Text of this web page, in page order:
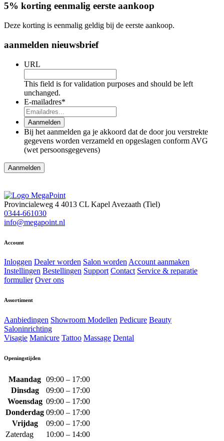
5% korting eenmalig eerste aankoop
Deze korting is eenmalig geldig bij de eerste aankoop.
aanmelden nieuwsbrief
URL
This field is for validation purposes and should be left
unchanged.
E-mailadres*
Aanmelden
Bij het aanmelden ga je akkoord dat de door jou verstrekte
gegevens worden verzameld en opgeslagen conform AVG
(wet persoonsgegevens)
Provincialeweg 4 4013 CL Kapel Avezaath (Tiel)
0344-661030
info@megapoint.nl
Account
Inloggen Dealer worden Salon wordenAccount aanmaken
Instellingen Bestellingen Support Contact Service & reparatie
formulier Over ons
Assortiment
Aanbiedingen Showroom Modellen Pedicure Beauty
Saloninrichting
Visagie Manicure Tattoo Massage Dental
Openingstijden
Maandag 09:00 – 17:00
Dinsdag
09:00 – 17:00
Woensdag 09:00 – 17:00
Donderdag 09:00 – 17:00
Vrijdag
09:00 – 17:00
Zaterdag
10:00 – 14:00